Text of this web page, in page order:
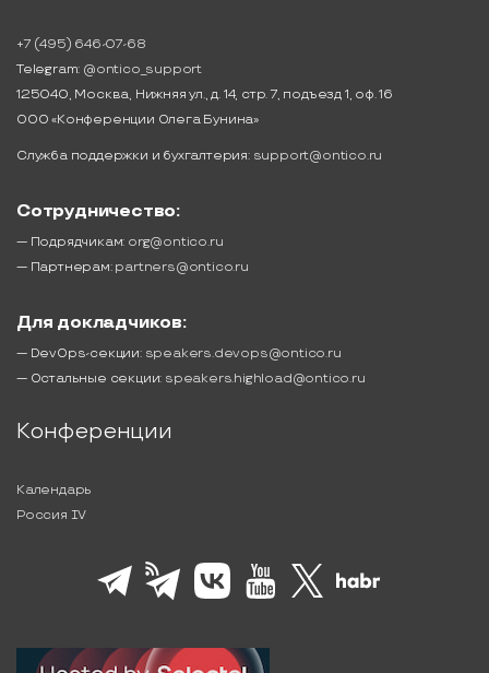
+7 (495) 646-07-68
Telegram: @ontico_support
125040, Москва, Нижняя ул., д. 14, стр. 7, подъезд 1, оф. 16
ООО «Конференции Олега Бунина»
Служба поддержки и бухгалтерия: support@ontico.ru
Сотрудничество:
— Подрядчикам: org@ontico.ru
— Партнерам: partners@ontico.ru
Для докладчиков:
— DevOps-секции: speakers.devops@ontico.ru
— Остальные секции: speakers.highload@ontico.ru
Конференции
Календарь
Россия IV